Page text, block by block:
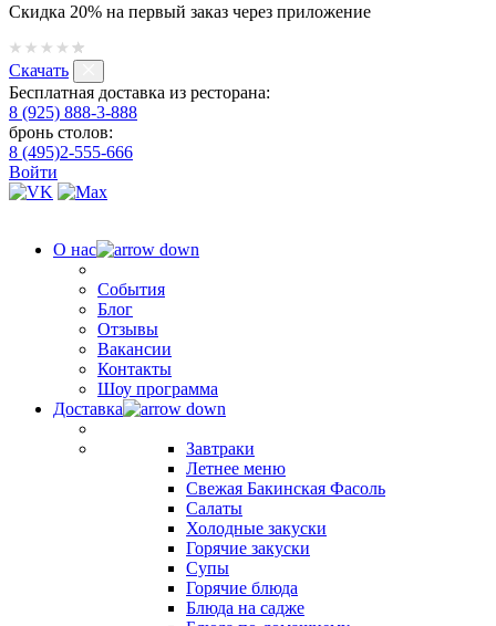
Скидка 20% на первый заказ через приложение
Скачать
Бесплатная доставка из ресторана:
8 (925) 888-3-888
бронь столов:
8 (495)2-555-666
Войти
О нас
События
Блог
Отзывы
Вакансии
Контакты
Шоу программа
Доставка
Завтраки
Летнее меню
Свежая Бакинская Фасоль
Салаты
Холодные закуски
Горячие закуски
Супы
Горячие блюда
Блюда на садже